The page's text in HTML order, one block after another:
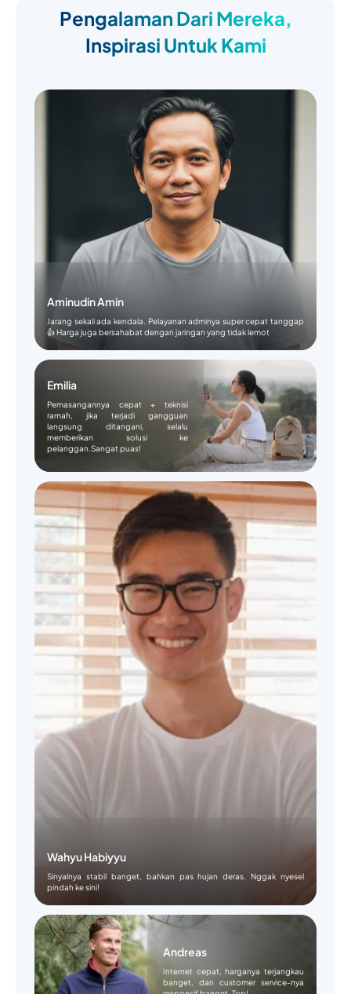
Pengalaman Dari Mereka,
Inspirasi Untuk Kami
Aminudin Amin
Jarang sekali ada kendala. Pelayanan adminya super cepat tanggap
👍 Harga juga bersahabat dengan jaringan yang tidak lemot
Emilia
Pemasangannya cepat + teknisi
ramah, jika terjadi gangguan
langsung ditangani, selalu
memberikan solusi ke
pelanggan.Sangat puas!
Wahyu Habiyyu
Sinyalnya stabil banget, bahkan pas hujan deras. Nggak nyesel
pindah ke sini!
Andreas
Internet cepat, harganya terjangkau
banget, dan customer service-nya